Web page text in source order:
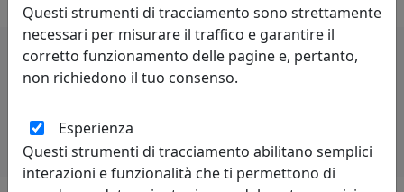
Potrebbero interessarti
Questi strumenti di tracciamento sono strettamente
necessari per misurare il traffico e garantire il
corretto funzionamento delle pagine e, pertanto,
non richiedono il tuo consenso.
Esperienza
Questi strumenti di tracciamento abilitano semplici
interazioni e funzionalità che ti permettono di